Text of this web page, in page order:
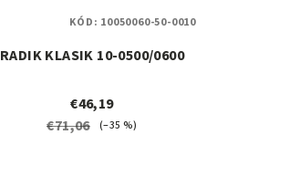
RADIK KLASIK 10-0500/0600
€46,19
€71,06
(–35 %)
KÓD: 10050060-50-0010